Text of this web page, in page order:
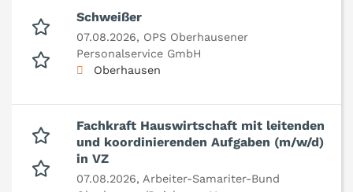
Schweißer
07.08.2026, OPS Oberhausener
Personalservice GmbH
Oberhausen
Fachkraft Hauswirtschaft mit leitenden
und koordinierenden Aufgaben (m/w/d)
in VZ
07.08.2026, Arbeiter-Samariter-Bund